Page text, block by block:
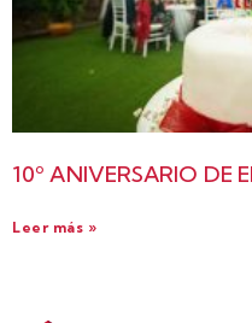
10º ANIVERSARIO DE
Leer más »